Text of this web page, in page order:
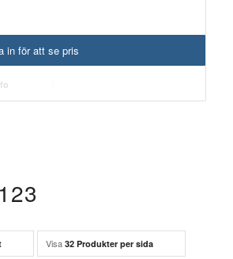
in för att se pris
Visa 32 Produkter per sida